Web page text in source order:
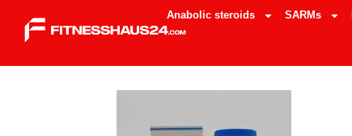
Anabolic steroids SARMs